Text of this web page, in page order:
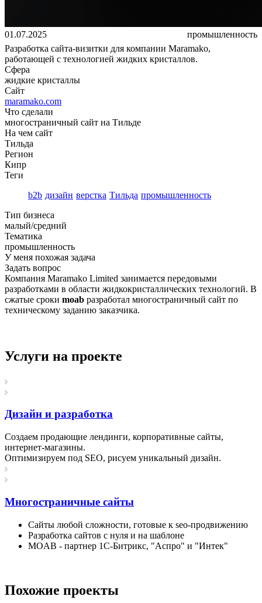
01.07.2025
промышленность
Разработка сайта-визитки для компании Maramako,
работающей с технологией жидких кристаллов.
Сфера
жидкие кристаллы
Сайт
maramako.com
Что сделали
многостраничный сайт на Тильде
На чем сайт
Тильда
Регион
Кипр
Теги
b2b дизайн верстка Тильда промышленность
Тип бизнеса
малый/средний
Тематика
промышленность
У меня похожая задача
Задать вопрос
Компания Maramako Limited занимается передовыми
разработками в области жидкокристаллических технологий. В
сжатые сроки moab разработал многостраничный сайт по
техническому заданию заказчика.
Услуги на проекте
Дизайн и разработка
Создаем продающие лендинги, корпоративные сайты,
интернет-магазины.
Оптимизируем под SEO, рисуем уникальный дизайн.
Многостраничные сайты
Сайты любой сложности, готовые к seo-продвижению
Разработка сайтов с нуля и на шаблоне
MOAB - партнер 1С-Битрикс, "Аспро" и "Интек"
Похожие проекты